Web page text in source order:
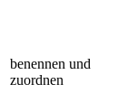
benennen und
zuordnen